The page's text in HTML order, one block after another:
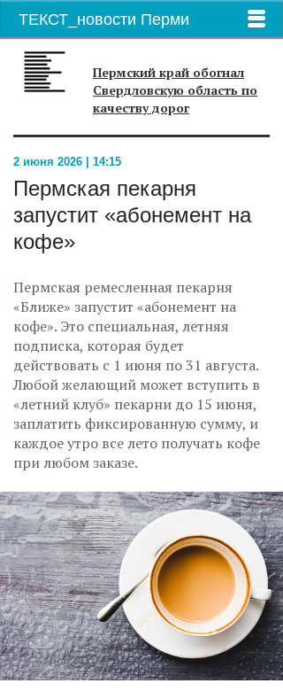
ТЕКСТ_новости Перми
Пермский край обогнал
Свердловскую область по
качеству дорог
2 июня 2026 | 14:15
Пермская пекарня
запустит «абонемент на
кофе»
Пермская ремесленная пекарня
«Ближе» запустит «абонемент на
кофе». Это специальная, летняя
подписка, которая будет
действовать с 1 июня по 31 августа.
Любой желающий может вступить в
«летний клуб» пекарни до 15 июня,
заплатить фиксированную сумму, и
каждое утро все лето получать кофе
при любом заказе.